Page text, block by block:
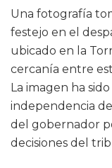
Una fotografía
festejo en el
ubicado en la
cercanía entre
La imagen ha
independencia
del gobernador
decisiones del